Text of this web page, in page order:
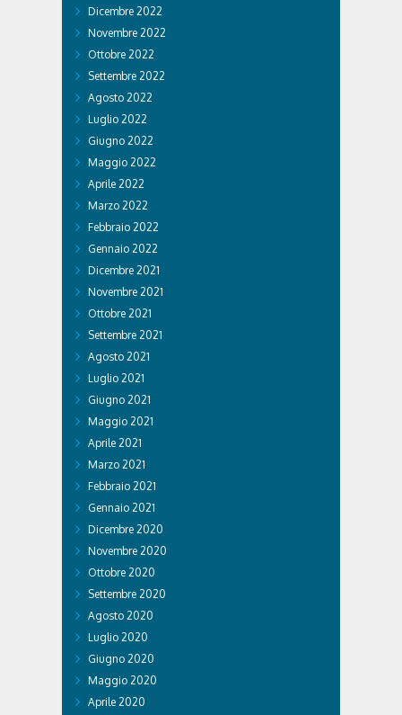
Dicembre 2022
Novembre 2022
Ottobre 2022
Settembre 2022
Agosto 2022
Luglio 2022
Giugno 2022
Maggio 2022
Aprile 2022
Marzo 2022
Febbraio 2022
Gennaio 2022
Dicembre 2021
Novembre 2021
Ottobre 2021
Settembre 2021
Agosto 2021
Luglio 2021
Giugno 2021
Maggio 2021
Aprile 2021
Marzo 2021
Febbraio 2021
Gennaio 2021
Dicembre 2020
Novembre 2020
Ottobre 2020
Settembre 2020
Agosto 2020
Luglio 2020
Giugno 2020
Maggio 2020
Aprile 2020